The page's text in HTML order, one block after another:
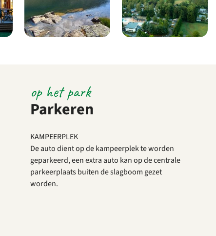
Parkeren
op het park
KAMPEERPLEK
De auto dient op de kampeerplek te worden
geparkeerd, een extra auto kan op de centrale
parkeerplaats buiten de slagboom gezet
worden.